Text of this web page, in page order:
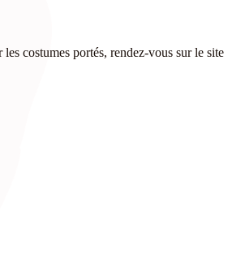
costumes portés, rendez-vous sur le site